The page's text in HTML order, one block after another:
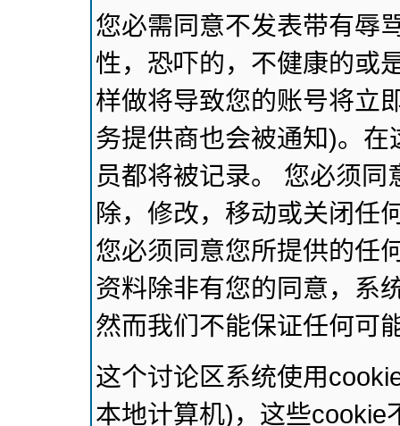
您必需同意不发表带有辱
性，恐吓的，不健康的或
样做将导致您的账号将立
务提供商也会被通知)。
员都将被记录。 您必须
除，修改，移动或关闭任
您必须同意您所提供的任
资料除非有您的同意，系
然而我们不能保证任何可
这个讨论区系统使用
本地计算机)，这些cookie